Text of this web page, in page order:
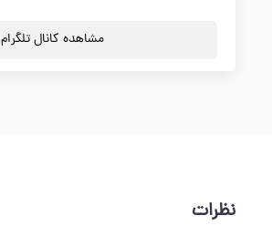
مشاهده کانال تلگرام
نظرات